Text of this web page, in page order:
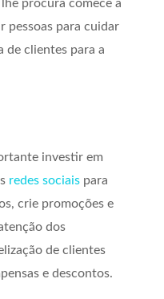
procura comece a
pessoas para cuidar
de clientes para a
investir em
redes sociais para
crie promoções e
dos
de clientes
e descontos.